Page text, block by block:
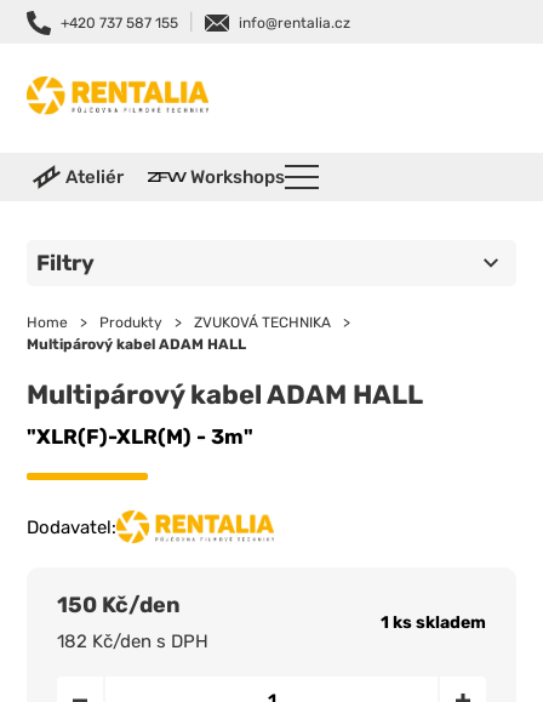
+420 737 587 155 info@rentalia.cz
Ateliér Workshops
Filtry
Home > Produkty > ZVUKOVÁ TECHNIKA
>
Multipárový kabel ADAM HALL
Multipárový kabel ADAM HALL
"XLR(F)-XLR(M) - 3m"
Dodavatel:
150 Kč/den
182 Kč/den s DPH
1 ks skladem